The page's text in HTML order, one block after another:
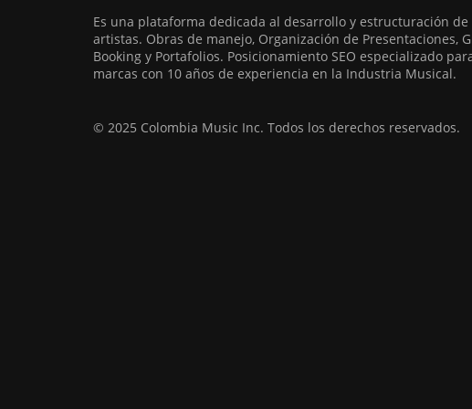
Es una plataforma dedicada al desarrollo y estructuración de
artistas. Obras de manejo, Organización de Presentaciones,
Booking y Portafolios. Posicionamiento SEO especializado
marcas con 10 años de experiencia en la Industria Musical.
© 2025 Colombia Music Inc. Todos los derechos reservados.